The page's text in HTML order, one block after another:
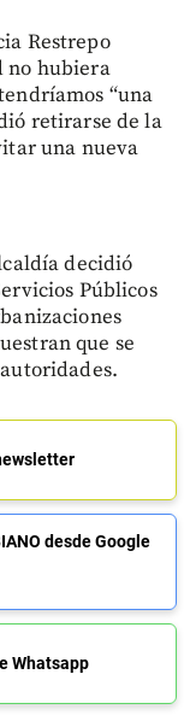
Restrepo
no hubiera
“una
retirarse de la
una nueva
decidió
Públicos
que se
desde Google
Whatsapp